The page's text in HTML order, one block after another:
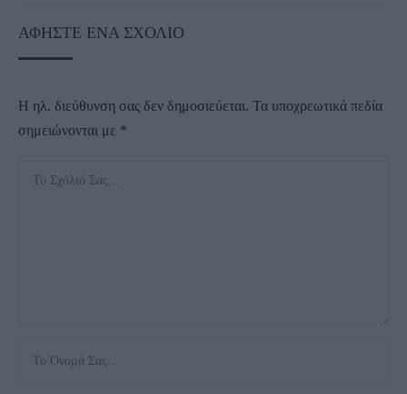
ΑΦΉΣΤΕ ΈΝΑ ΣΧΌΛΙΟ
Η ηλ. διεύθυνση σας δεν δημοσιεύεται. Τα υποχρεωτικά πεδία
σημειώνονται με *